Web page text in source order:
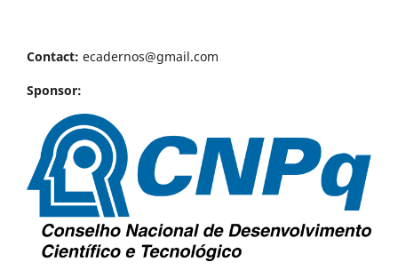
Contact: ecadernos@gmail.com
Sponsor: